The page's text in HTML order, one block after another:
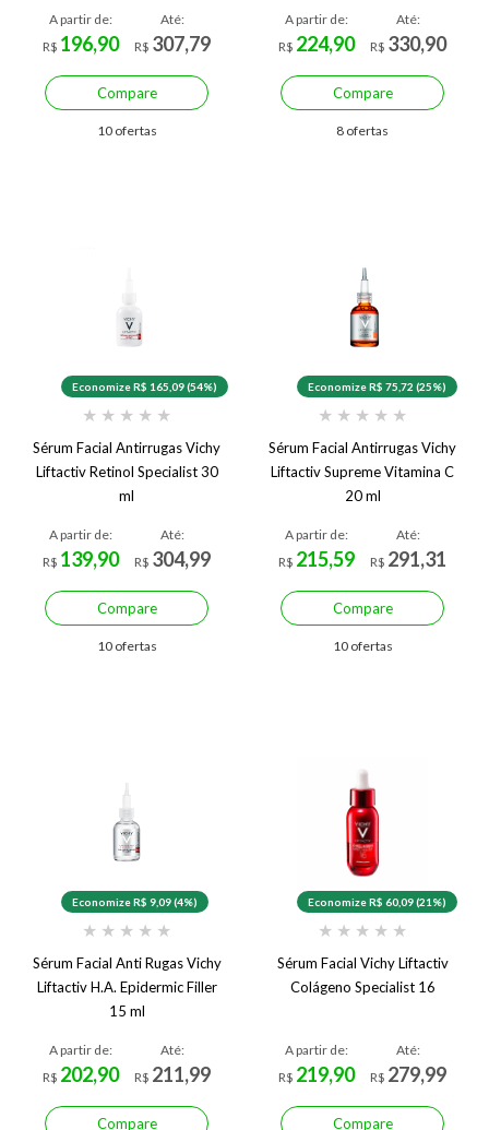
A partir de:
R$ 196,90
Até:
R$ 307,79
Compare
10 ofertas
A partir de:
R$ 224,90
Até:
R$ 330,90
Compare
8 ofertas
Economize R$ 165,09 (54%)
★ ★ ★ ★ ★
Sérum Facial Antirrugas Vichy
Liftactiv Retinol Specialist 30
ml
A partir de:
R$ 139,90
Até:
R$ 304,99
Compare
10 ofertas
Economize R$ 75,72 (25%)
★ ★ ★ ★ ★
Sérum Facial Antirrugas Vichy
Liftactiv Supreme Vitamina C
20 ml
A partir de:
R$ 215,59
Até:
R$ 291,31
Compare
10 ofertas
Economize R$ 9,09 (4%)
★ ★ ★ ★ ★
Sérum Facial Anti Rugas Vichy
Liftactiv H.A. Epidermic Filler
15 ml
A partir de:
R$ 202,90
Até:
R$ 211,99
Compare
Economize R$ 60,09 (21%)
★ ★ ★ ★ ★
Sérum Facial Vichy Liftactiv
Colágeno Specialist 16
A partir de:
R$ 219,90
Até:
R$ 279,99
Compare